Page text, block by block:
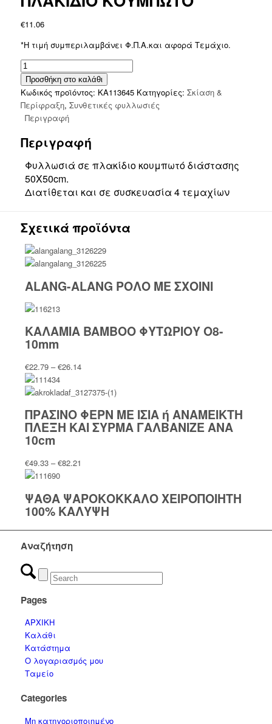
€11.06
*Η τιμή συμπεριλαμβάνει Φ.Π.Α.και αφορά Τεμάχιο.
ΦΥΛΛΩΣΙΑ
ΠΥΞΑΡΙ
ΣΕ
ΠΛΑΚΙΔΙΟ
ΚΟΥΜΠΩΤΟ
Προσθήκη στο καλάθι
Κωδικός προϊόντος: ΚΑ113645 Κατηγορίες: Σκίαση &
Περίφραξη, Συνθετικές φυλλωσιές
Περιγραφή
Περιγραφή
Φυλλωσιά σε πλακίδιο κουμπωτό διάστασης
50Χ50cm.
Διατίθεται και σε συσκευασία 4 τεμαχίων
Σχετικά προϊόντα
ALANG-ALANG ΡΟΛΟ ΜΕ ΣΧΟΙΝΙ
ΚΑΛΑΜΙΑ BAMBOO ΦΥΤΩΡΙΟΥ O8-
10mm
€22.79 – €26.14Price
€22.79
€26.14
ΠΡΑΣΙΝΟ ΦΕΡΝ ΜΕ ΙΣΙΑ ή ΑΝΑΜΕΙΚΤΗ
ΠΛΕΞΗ ΚΑΙ ΣΥΡΜΑ ΓΑΛΒΑΝΙΖΕ ΑΝΑ
10cm
€49.33 – €82.21
through
€82.21
ΨΑΘΑ ΨΑΡΟΚΟΚΚΑΛΟ ΧΕΙΡΟΠΟΙΗΤΗ
100% ΚΑΛΥΨΗ
Αναζήτηση
Pages
ΑΡΧΙΚΗ
Καλάθι
Κατάστημα
Ο λογαριασμός μου
Ταμείο
Categories
Μη κατηγοριοποιημένο